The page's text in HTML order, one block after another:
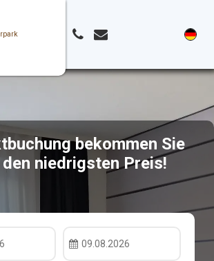
bekommen Sie
niedrigsten Preis!
09.08.2026